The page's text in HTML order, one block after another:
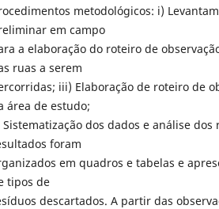
metodológicos: i)
em campo
a elaboração do roteiro de
ruas a serem
iii) Elaboração de roteiro de
área de estudo;
Sistematização dos dados e análise
foram
em quadros e tabelas e
tipos de
descartados. A partir das